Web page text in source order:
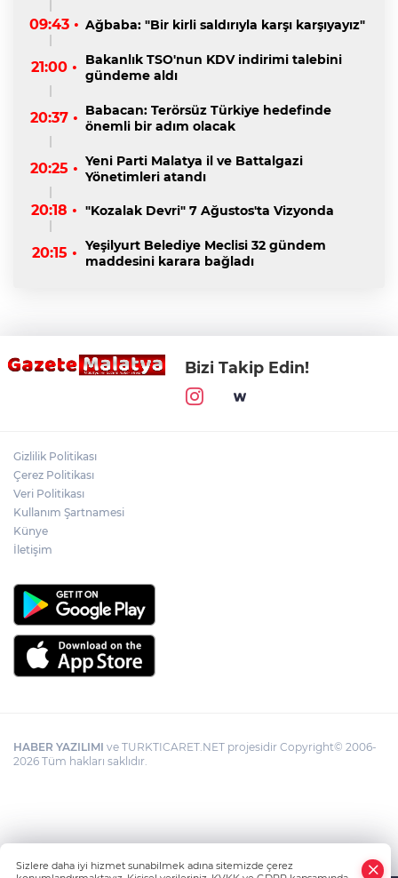
09:43 • Ağbaba: "Bir kirli saldırıyla karşı karşıyayız"
21:00 •
Bakanlık TSO'nun KDV indirimi talebini
gündeme aldı
20:37 • Babacan: Terörsüz Türkiye hedefinde
önemli bir adım olacak
20:25 • Yeni Parti Malatya il ve Battalgazi
Yönetimleri atandı
20:18 • "Kozalak Devri" 7 Ağustos'ta Vizyonda
20:15 • Yeşilyurt Belediye Meclisi 32 gündem
maddesini karara bağladı
Bizi Takip Edin!
Gizlilik Politikası
Çerez Politikası
Veri Politikası
Kullanım Şartnamesi
Künye
İletişim
HABER YAZILIMI ve TURKTICARET.NET projesidir Copyright© 2006-
2026 Tüm hakları saklıdır.
Sizlere daha iyi hizmet sunabilmek adına sitemizde çerez